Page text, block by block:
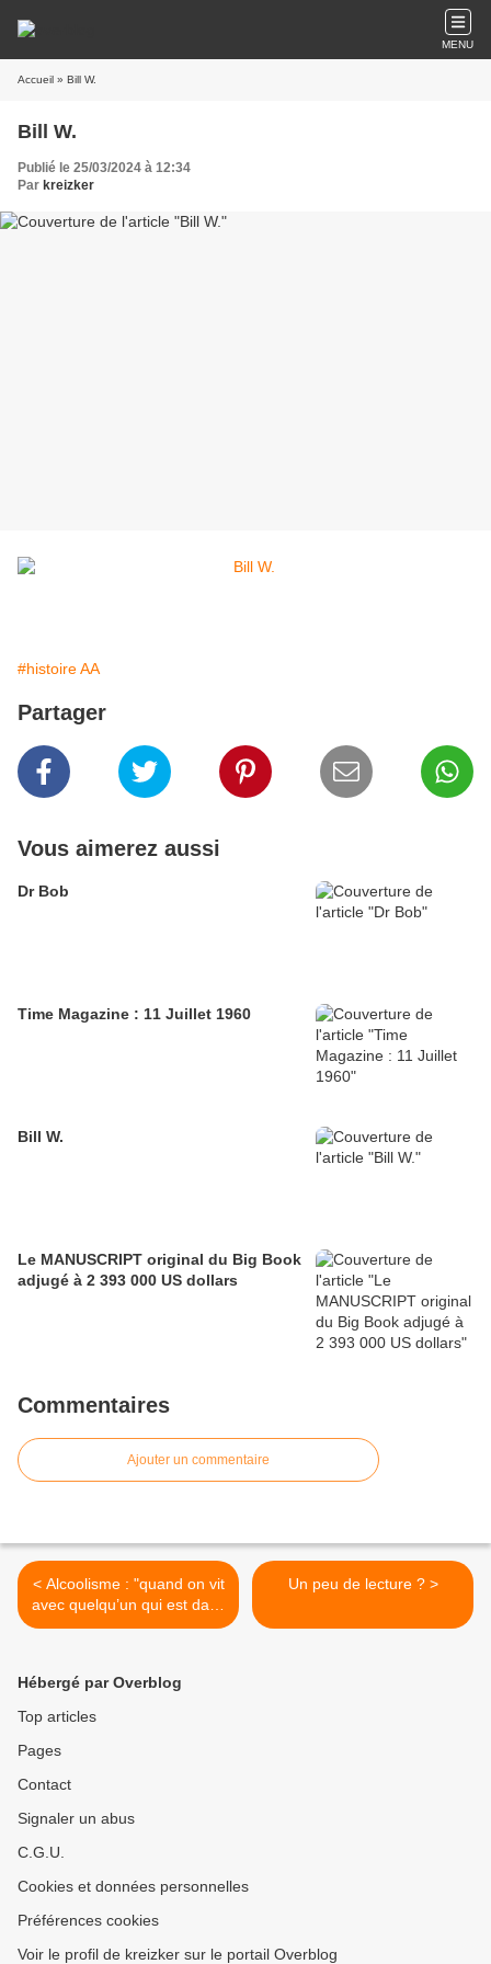
MENU
Accueil » Bill W.
Bill W.
Publié le 25/03/2024 à 12:34
Par kreizker
#histoire AA
Partager
Vous aimerez aussi
Dr Bob
Time Magazine : 11 Juillet 1960
Bill W.
Le MANUSCRIPT original du Big Book
adjugé à 2 393 000 US dollars
Commentaires
Ajouter un commentaire
< Alcoolisme : "quand on vit
avec quelqu’un qui est dans
l’alcool, on est emprisonné
Un peu de lecture ? >
Hébergé par Overblog
Top articles
Pages
Contact
Signaler un abus
C.G.U.
Cookies et données personnelles
Préférences cookies
Voir le profil de kreizker sur le portail Overblog